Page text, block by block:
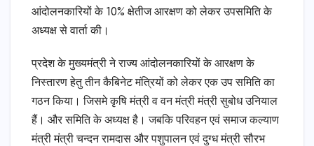
आंदोलनकारियों के 10% क्षेतीज आरक्षण को लेकर उपसमिति के
अध्यक्ष से वार्ता की।
प्रदेश के मुख्यमंत्री ने राज्य आंदोलनकारियों के आरक्षण के
निस्तारण हेतु तीन कैबिनेट मंत्रियों को लेकर एक उप समिति का
गठन किया। जिसमे कृषि मंत्री व वन मंत्री मंत्री सुबोध उनियाल
हैं। और समिति के अध्यक्ष है। जबकि परिवहन एवं समाज कल्याण
मंत्री मंत्री चन्दन रामदास और पशुपालन एवं दुग्ध मंत्री सौरभ